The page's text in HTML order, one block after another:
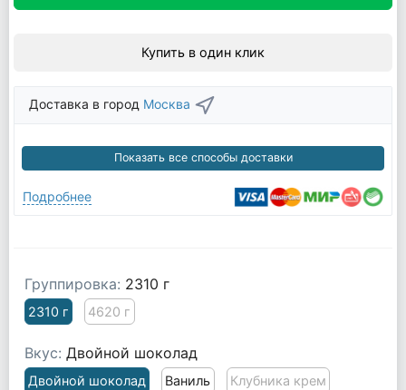
Купить в один клик
Доставка в город Москва
Показать все способы доставки
Подробнее
Группировка: 2310 г
2310 г 4620 г
Вкус: Двойной шоколад
Двойной шоколад Ваниль Клубника крем